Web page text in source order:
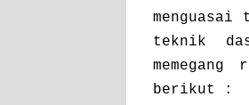
teknik
berikut :